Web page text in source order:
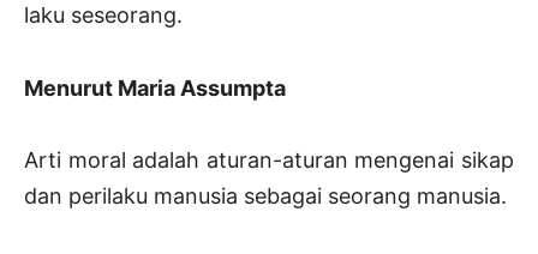
laku seseorang.
Menurut Maria Assumpta
Arti moral adalah aturan-aturan mengenai sikap
dan perilaku manusia sebagai seorang manusia.